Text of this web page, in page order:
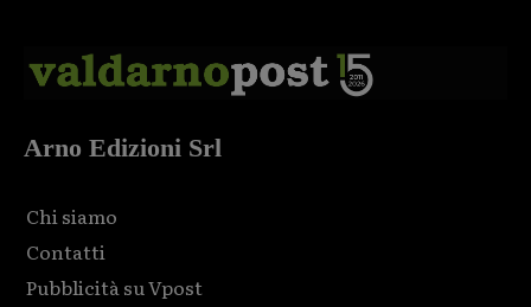
Arno Edizioni Srl
Chi siamo
Contatti
Pubblicità su Vpost